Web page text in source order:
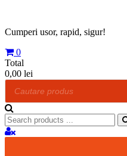
content
Cumperi usor, rapid, sigur!
0
Total
0,00 lei
Products
search
Search
for: